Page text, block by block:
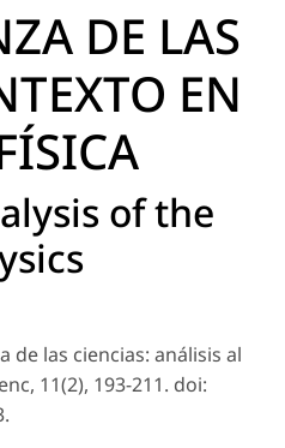
DE LAS
EN
of the
de las ciencias: análisis al
11(2), 193-211. doi: